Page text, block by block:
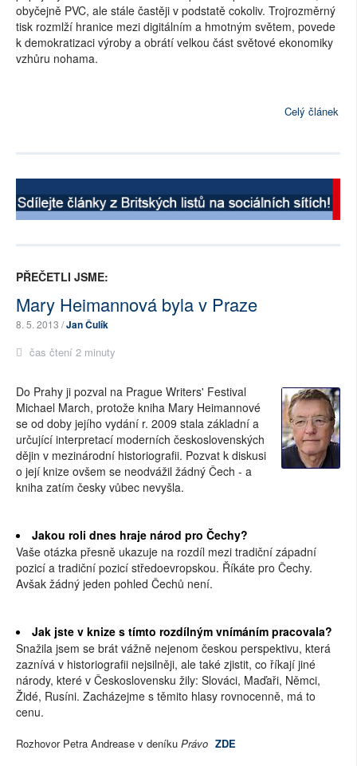
obyčejně PVC, ale stále častěji v podstatě cokoliv. Trojrozměrný
tisk rozmlží hranice mezi digitálním a hmotným světem, povede
k demokratizaci výroby a obrátí velkou část světové ekonomiky
vzhůru nohama.
Celý článek
PŘEČETLI JSME:
Mary Heimannová byla v Praze
8. 5. 2013 /Jan Čulík
čas čtení 2 minuty
Do Prahy ji pozval na Prague Writers' Festival
Michael March, protože kniha Mary Heimannové
se od doby jejího vydání r. 2009 stala základní a
určující interpretací moderních československých
dějin v mezinárodní historiografii. Pozvat k diskusi
o její knize ovšem se neodvážil žádný Čech - a
kniha zatím česky vůbec nevyšla.
Jakou roli dnes hraje národ pro Čechy?
Vaše otázka přesně ukazuje na rozdíl mezi tradiční západní
pozicí a tradiční pozicí středoevropskou. Říkáte pro Čechy.
Avšak žádný jeden pohled Čechů není.
Jak jste v knize s tímto rozdílným vnímáním pracovala?
Snažila jsem se brát vážně nejenom českou perspektivu, která
zaznívá v historiografii nejsilněji, ale také zjistit, co říkají jiné
národy, které v Československu žily: Slováci, Maďaři, Němci,
Židé, Rusíni. Zacházejme s těmito hlasy rovnocenně, má to
cenu.
Rozhovor Petra Andrease v deníku Právo ZDE